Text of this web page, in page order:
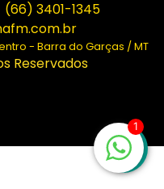
(66) 3401-1345
- Barra do Garças / MT
Reservados
1
starzbet